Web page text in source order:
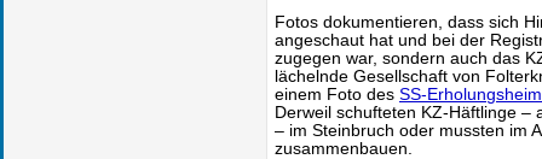
Fotos dokumentieren, dass sich
angeschaut hat und bei der
zugegen war, sondern auch das
lächelnde Gesellschaft von
einem Foto des SS-
Derweil schufteten KZ-Häftlinge –
– im Steinbruch oder mussten im
zusammenbauen.